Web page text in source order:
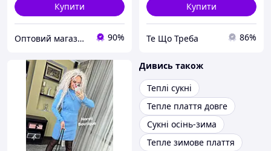
Купити
Оптовий магазин "LAStyle" 90%
Купити
Те Що Треба 86%
Дивись також
Теплі сукні
Тепле плаття довге
Сукні осінь-зима
Тепле зимове плаття